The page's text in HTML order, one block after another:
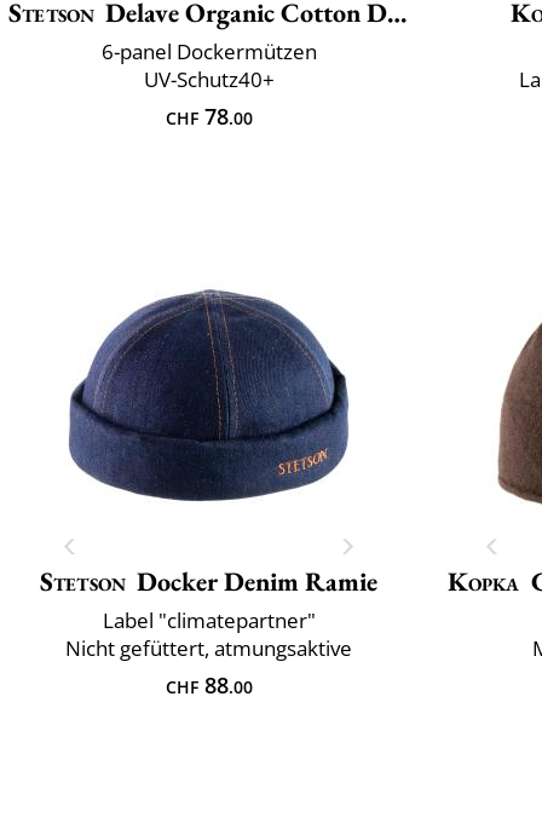
Stetson Delave Organic Cotton Docker
6-panel Dockermützen
UV-Schutz40+
CHF78.00
Stetson Docker Denim Ramie
Label "climatepartner"
Nicht gefüttert, atmungsaktive
CHF88.00
Kopka